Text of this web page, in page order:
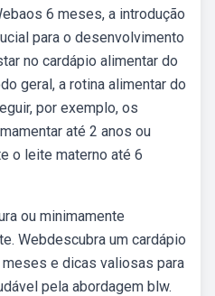
6 meses, a introdução
para o desenvolvimento
no cardápio alimentar do
geral, a rotina alimentar do
por exemplo, os
até 2 anos ou
o leite materno até 6
ou minimamente
Webdescubra um cardápio
e dicas valiosas para
pela abordagem blw.